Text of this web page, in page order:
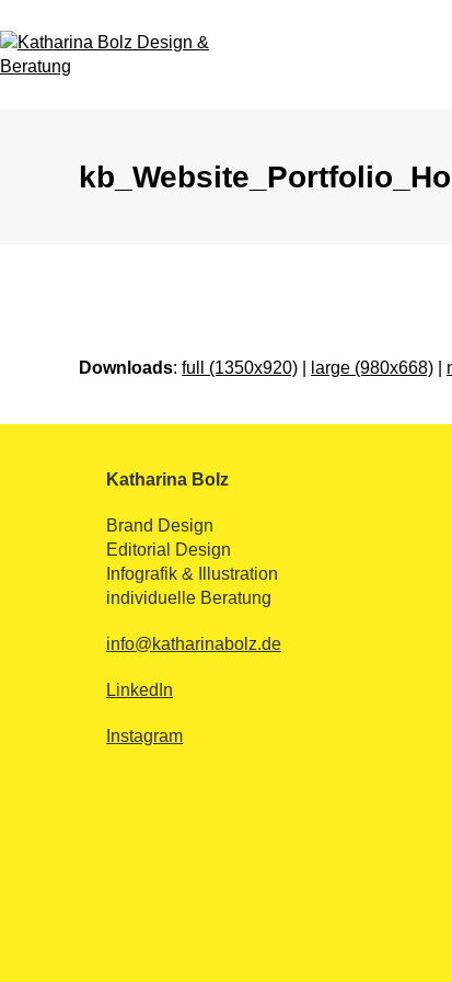
to
content
Downloads: full (1350x920) large (980x668)
Katharina Bolz
Brand Design
Editorial Design
Infografik & Illustration
individuelle Beratung
info@katharinabolz.de
LinkedIn
Instagram